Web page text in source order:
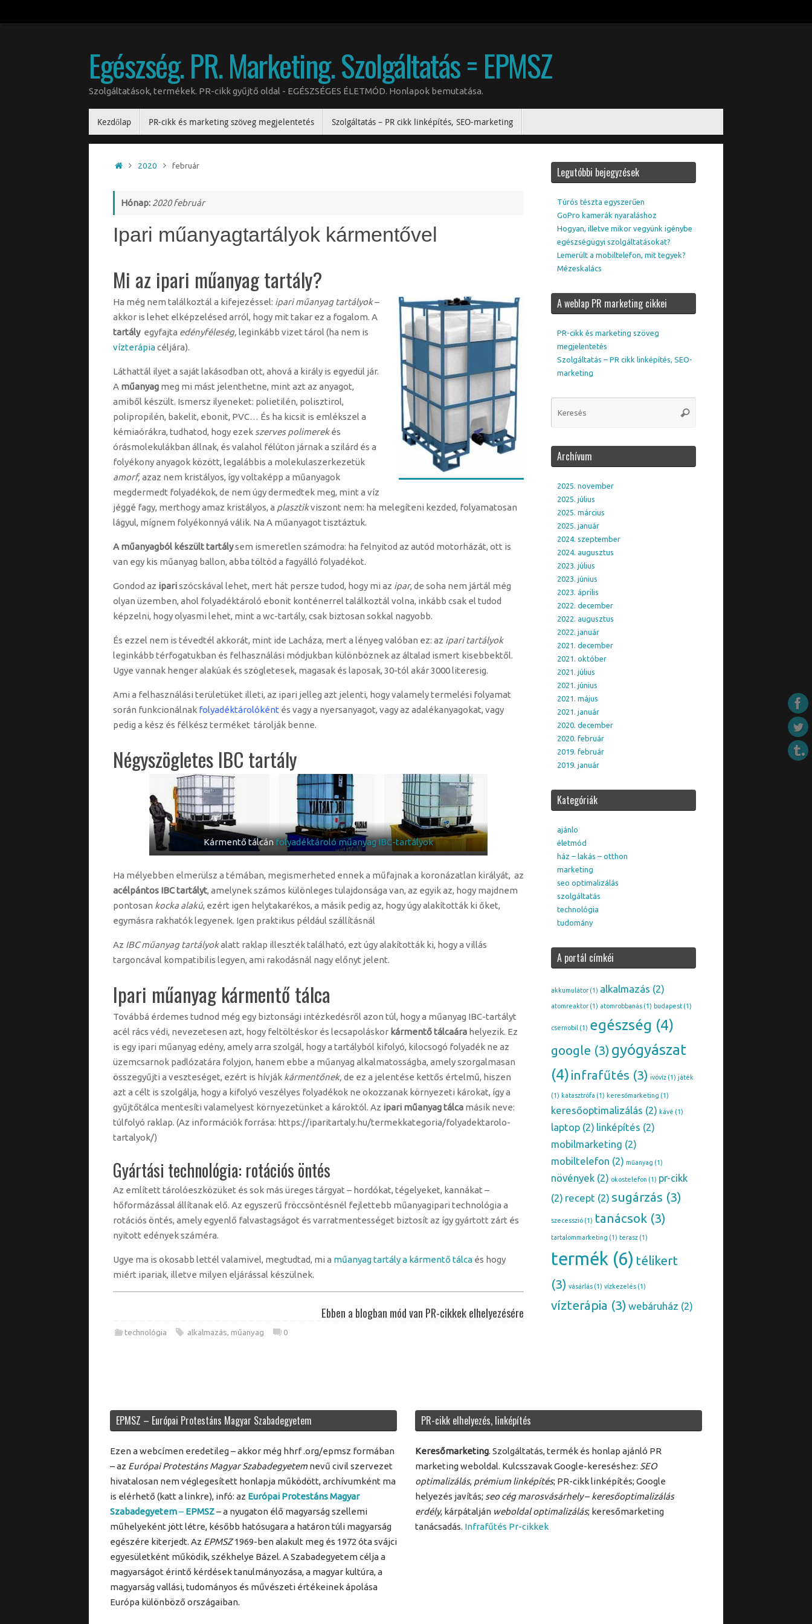
Egészség. PR. Marketing. Szolgáltatás = EPMSZ
Szolgáltatások, termékek. PR-cikk gyűjtő oldal - EGÉSZSÉGES ÉLETMÓD. Honlapok bemutatása.
Kezdőlap PR-cikk és marketing szöveg megjelentetés Szolgáltatás – PR cikk linképítés, SEO-marketing
2020 február
Hónap: 2020 február
Ipari műanyagtartályok kármentővel
Mi az ipari műanyag tartály?
Ha még nem találkoztál a kifejezéssel: ipari műanyag tartályok–
akkor is lehet elképzelésed arról, hogy mit takar ez a fogalom. A
tartályegyfajta edényféleség, leginkább vizet tárol (ha nem is
vízterápiacéljára).
Láthattál ilyet a saját lakásodban ott, ahová a király is egyedül jár.
A műanyag meg mi mást jelenthetne, mint azt az anyagot,
amiből készült. Ismersz ilyeneket: polietilén, polisztirol,
polipropilén, bakelit, ebonit, PVC… És ha kicsit is emlékszel a
kémiaórákra, tudhatod, hogy ezek szerves polimerekés
órásmolekulákban állnak, és valahol félúton járnak a szilárd és a
folyékony anyagok között, legalábbis a molekulaszerkezetük
amorf,azaz nem kristályos, így voltaképp a műanyagok
megdermedt folyadékok, de nem úgy dermedtek meg, mint a víz
jéggé fagy, merthogy amaz kristályos, a plasztikviszont nem: ha melegíteni kezded, folyamatosan
lágyul, mígnem folyékonnyá válik. Na A műanyagot tisztáztuk.
A műanyagból készült tartálysem ismeretlen számodra: ha felnyitod az autód motorházát, ott is
van egy kis műanyag ballon, abba töltöd a fagyálló folyadékot.
Gondod az ipariszócskával lehet, mert hát persze tudod, hogy mi az ipar, de soha nem jártál még
olyan üzemben, ahol folyadéktároló ebonit konténerrel találkoztál volna, inkább csak el tudod
képzelni, hogy olyasmi lehet, mint a wc-tartály, csak biztosan sokkal nagyobb.
És ezzel nem is tévedtél akkorát, mint ide Lacháza, mert a lényeg valóban ez: az ipari tartályok
leginkább térfogatukban és felhasználási módjukban különböznek az általad ismert kisebbektől.
Ugye vannak henger alakúak és szögletesek, magasak és laposak, 30-tól akár 3000 literesig.
Ami a felhasználási területüket illeti, az ipari jelleg azt jelenti, hogy valamely termelési folyamat
során funkcionálnak folyadéktárolóként és vagy a nyersanyagot, vagy az adalékanyagokat, vagy
pedig a kész és félkész terméket tárolják benne.
Négyszögletes IBC tartály
Kármentő tálcánfolyadéktároló műanyag IBC-tartályok
Ha mélyebben elmerülsz a témában, megismerheted ennek a műfajnak a koronázatlan királyát, az
acélpántos IBC tartályt, amelynek számos különleges tulajdonsága van, az egyik az, hogy majdnem
pontosan kocka alakú, ezért igen helytakarékos, a másik pedig az, hogy úgy alakították ki őket,
egymásra rakhatók legyenek. Igen praktikus például szállításnál
Az IBC műanyag tartályokalatt raklap illeszték található, ezt úgy alakították ki, hogy a villás
targoncával kompatibilis legyen, ami rakodásnál nagy előnyt jelent.
Ipari műanyag kármentő tálca
Továbbá érdemes tudnod még egy biztonsági intézkedésről azon túl, hogy a műanyag IBC-tartályt
acél rács védi, nevezetesen azt, hogy feltöltéskor és lecsapoláskor kármentő tálcaára helyezik. Ez
is egy ipari műanyag edény, amely arra szolgál, hogy a tartályból kifolyó, kilocsogó folyadék ne az
üzemcsarnok padlózatára folyjon, hanem ebbe a műanyag alkalmatosságba, amely szorgalmasan
összegyűjti a veszteséget, ezért is hívják kármentőnek, de ez a jelentése kettős értelmű, hiszen
azt a célt is szolgálja, hogy a kifolyó veszélyes folyadékok ne okozzanak környezeti károkat, így a
gyűjtőtálca mentesíti valamelyest környezetünket a károktól. Az ipari műanyag tálca másik neve:
túlfolyó raklap. (Az információk forrása: https://iparitartaly.hu/termekkategoria/folyadektarolo-
tartalyok/)
Gyártási technológia: rotációs öntés
Az említett tárolóeszközüket és sok más üreges tárgyat – hordókat, tégelyeket, kannákat –
hőformázással állítanak elő. Az egyszerű fröccsöntésnél fejlettebb műanyagipari technológia a
rotációs öntés, amely egyenlő falvastagságot és varratmentességet biztosít az így gyártott zárt és
nyitott edények száméra.
Ugye ma is okosabb lettél valamivel, megtudtad, mi a műanyag tartály a kármentő tálca és hogy
miért ipariak, illetve milyen eljárással készülnek.
Ebben a blogban mód van PR-cikkek elhelyezésére
technológia alkalmazás,műanyag 0
Legutóbbi bejegyzések
Túrós tészta egyszerűen
GoPro kamerák nyaraláshoz
Hogyan, illetve mikor vegyünk igénybe
egészségügyi szolgáltatásokat?
Lemerült a mobiltelefon, mit tegyek?
Mézeskalács
A weblap PR marketing cikkei
PR-cikk és marketing szöveg
megjelentetés
Szolgáltatás – PR cikk linképítés, SEO-
marketing
Archívum
2025. november
2025. július
2025. március
2025. január
2024. szeptember
2024. augusztus
2023. július
2023. június
2023. április
2022. december
2022. augusztus
2022. január
2021. december
2021. október
2021. július
2021. június
2021. május
2021. január
2020. december
2020. február
2019. február
2019. január
Kategóriák
ajánlo
életmód
ház – lakás – otthon
marketing
seo optimalizálás
szolgáltatás
technológia
tudomány
A portál címkéi
akkumulátor (1) alkalmazás (2)
atomreaktor (1) atomrobbanás (1) budapest (1)
csernobil (1) egészség (4)
google (3) gyógyászat
(4) infrafűtés (3) ivóvíz (1) játék
(1) katasztrófa (1) keresőmarketing (1)
keresőoptimalizálás (2) kávé (1)
laptop (2) linképítés (2)
mobilmarketing (2)
mobiltelefon (2) műanyag (1)
növények (2) okostelefon (1) pr-cikk
(2) recept (2) sugárzás (3)
szecesszió (1) tanácsok (3)
tartalommarketing (1) terasz (1)
termék (6) télikert
(3) vásárlás (1) vízkezelés (1)
vízterápia (3) webáruház (2)
EPMSZ – Európai Protestáns Magyar Szabadegyetem
Ezen a webcímen eredetileg – akkor még hhrf .org/epmsz formában
– az Európai Protestáns Magyar Szabadegyetem nevű civil szervezet
hivatalosan nem véglegesített honlapja működött, archívumként ma
is elérhető (katt a linkre), infó: az Európai Protestáns Magyar
Szabadegyetem– EPMSZ– a nyugaton élő magyarság szellemi
műhelyeként jött létre, később hatósugara a határon túli magyarság
egészére kiterjedt. Az EPMSZ1969-ben alakult meg és 1972 óta svájci
egyesületként működik, székhelye Bázel. A Szabadegyetem célja a
magyarságot érintő kérdések tanulmányozása, a magyar kultúra, a
magyarság vallási, tudományos és művészeti értékeinek ápolása
Európa különböző országaiban.
PR-cikk elhelyezés, linképítés
Keresőmarketing. Szolgáltatás, termék és honlap ajánló PR
marketing weboldal. Kulcsszavak Google-kereséshez: SEO
optimalizálás, prémium linképítés; PR-cikk linképítés; Google
helyezés javítás; seo cég marosvásárhely– keresőoptimalizálás
erdély, kárpátalján weboldal optimalizálás; keresőmarketing
tanácsadás. Infrafűtés Pr-cikkek